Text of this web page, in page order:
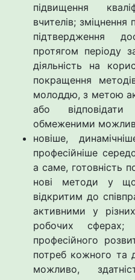
підвищення
вчителів;
підтвердження
протягом періоду
діяльність на
покращення
молоддю, з метою
або
обмеженими
новіше,
професійніше
а саме, готовність
нові методи у
відкритим до
активними у
робочих сферах;
професійного
потреб кожного та
можливо,